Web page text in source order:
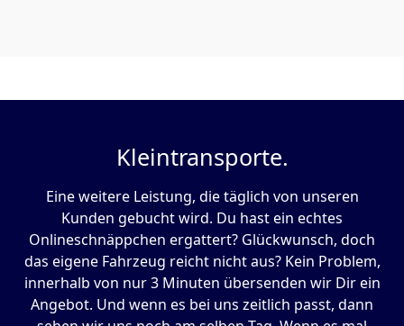
Kleintransporte.
Eine weitere Leistung, die täglich von unseren
Kunden gebucht wird. Du hast ein echtes
Onlineschnäppchen ergattert? Glückwunsch, doch
das eigene Fahrzeug reicht nicht aus? Kein Problem,
innerhalb von nur 3 Minuten übersenden wir Dir ein
Angebot. Und wenn es bei uns zeitlich passt, dann